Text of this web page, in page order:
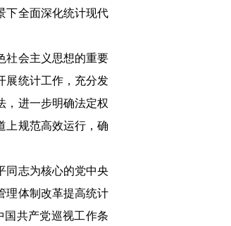
下全面深化统计现代
社会主义思想的重要
展统计工作，充分发
，进一步明确法定权
上规范高效运行，确
同志为核心的党中央
理体制改革提高统计
国共产党巡视工作条